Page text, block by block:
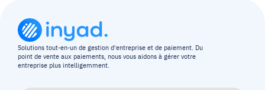
Solutions tout-en-un de gestion d'entreprise et de paiement. Du
point de vente aux paiements, nous vous aidons à gérer votre
entreprise plus intelligemment.